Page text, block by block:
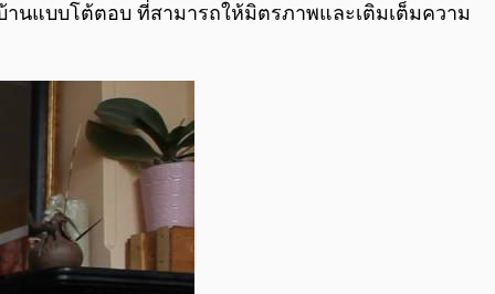
นแบบโต้ตอบ ที่สามารถให้มิตรภาพและเติมเต็มความ